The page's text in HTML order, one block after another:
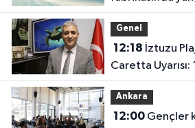
kaybetti
Genel
12:18
Caretta Uyarısı:
Dokunmayın,
Ankara
12:00Gençler kamusal alanların